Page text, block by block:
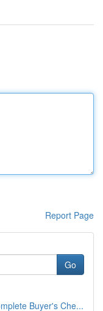
Report Page
Go
Buyer's Che...